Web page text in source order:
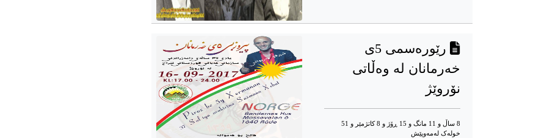
رێورەسمی 5ی
خەرمانان لە وەڵاتی
نۆروێژ
8 ساڵ و 11 مانگ و 15 ڕۆژ و 8 کاتژمێر و 51
خوله‌ک له‌مه‌وپێش‌